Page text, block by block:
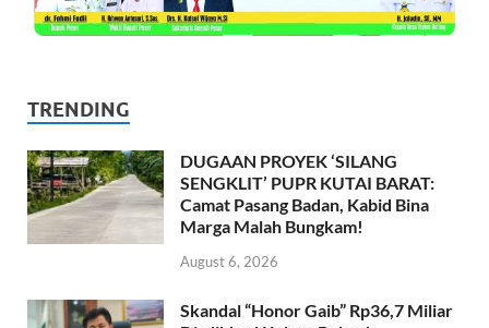
TRENDING
DUGAAN PROYEK ‘SILANG
SENGKLIT’ PUPR KUTAI BARAT:
Camat Pasang Badan, Kabid Bina
Marga Malah Bungkam!
August 6, 2026
Skandal “Honor Gaib” Rp36,7 Miliar